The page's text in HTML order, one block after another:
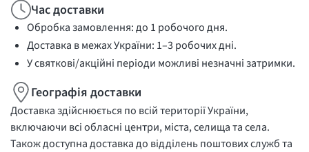
Час доставки
Обробка замовлення: до 1 робочого дня.
Доставка в межах України: 1–3 робочих дні.
У святкові/акційні періоди можливі незначні затримки.
Географія доставки
Доставка здійснюється по всій території України,
включаючи всі обласні центри, міста, селища та села.
Також доступна доставка до відділень поштових служб та